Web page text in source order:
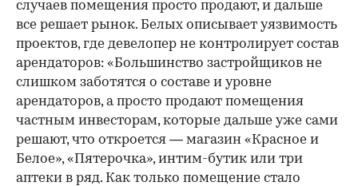
случаев помещения просто продают, и дальше
все решает рынок. Белых описывает уязвимость
проектов, где девелопер не контролирует состав
арендаторов: «Большинство застройщиков не
слишком заботятся о составе и уровне
арендаторов, а просто продают помещения
частным инвесторам, которые дальше уже сами
решают, что откроется — магазин «Красное и
Белое», «Пятерочка», интим-бутик или три
аптеки в ряд. Как только помещение стало